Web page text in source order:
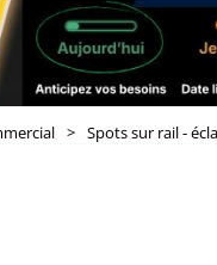
> Spots sur rail -